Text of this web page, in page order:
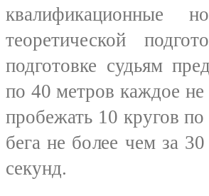
квалификационные
теоретической
подготовке судьям
по 40 метров каждое
пробежать 10 кругов
бега не более чем за
секунд.